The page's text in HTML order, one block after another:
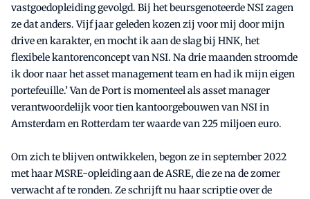
vastgoedopleiding gevolgd. Bij het beursgenoteerde NSI zagen
ze dat anders. Vijf jaar geleden kozen zij voor mij door mijn
drive en karakter, en mocht ik aan de slag bij HNK, het
flexibele kantorenconcept van NSI. Na drie maanden stroomde
ik door naar het asset management team en had ik mijn eigen
portefeuille.’ Van de Port is momenteel als asset manager
verantwoordelijk voor tien kantoorgebouwen van NSI in
Amsterdam en Rotterdam ter waarde van 225 miljoen euro.
Om zich te blijven ontwikkelen, begon ze in september 2022
met haar MSRE-opleiding aan de ASRE, die ze na de zomer
verwacht af te ronden. Ze schrijft nu haar scriptie over de